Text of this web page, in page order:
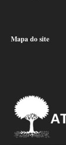
Mapa do site